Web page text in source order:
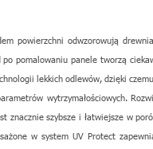
powierzchni odwzorowują
pomalowaniu panele tworzą
lekkich odlewów, dzięki
wytrzymałościowych.
znacznie szybsze i łatwiejsze w
w system UV Protect